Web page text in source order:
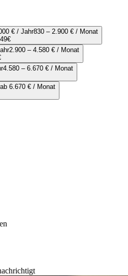
€ / Jahr830 – 2.900 € / Monat
€
2.900 – 4.580 € / Monat
4.580 – 6.670 € / Monat
ab 6.670 € / Monat